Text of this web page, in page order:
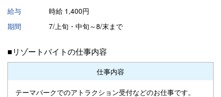
給与
時給 1,400円
期間
7/上旬・中旬～8/末まで
■リゾートバイトの仕事内容
仕事内容
テーマパークでのアトラクション受付などのお仕事です。